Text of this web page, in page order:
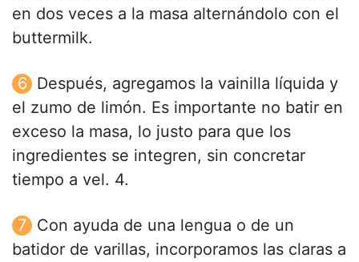
en dos veces a la masa alternándolo con el
buttermilk.
Después, agregamos la vainilla líquida y
el zumo de limón. Es importante no batir en
exceso la masa, lo justo para que los
ingredientes se integren, sin concretar
tiempo a vel. 4.
Con ayuda de una lengua o de un
batidor de varillas, incorporamos las claras a